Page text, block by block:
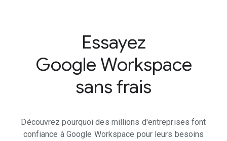
Essayez
Google Workspace
sans frais
Découvrez pourquoi des millions d'entreprises font
confiance à Google Workspace pour leurs besoins